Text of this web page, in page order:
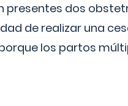
presentes dos
de realizar una
los partos